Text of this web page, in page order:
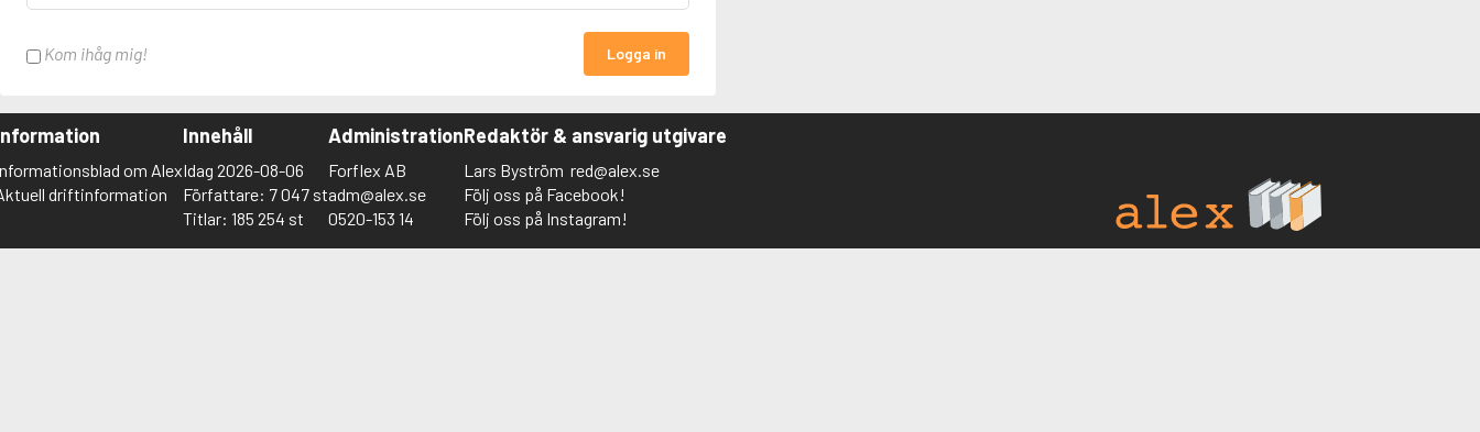
Kom ihåg mig! Logga in
om Alex
driftinformation
Innehåll
Idag 2026-08-06
Författare: 7 047 st
Titlar: 185 254 st
Administration
Forflex AB
adm@alex.se
0520-153 14
Redaktör & ansvarig utgivare
Lars Byström red@alex.se
Följ oss på Facebook!
Följ oss på Instagram!